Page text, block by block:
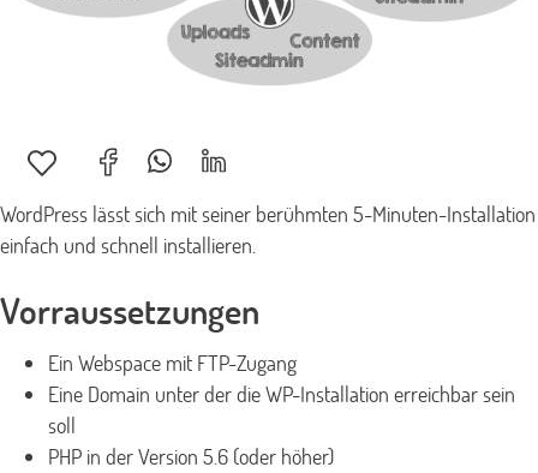
WordPress lässt sich mit seiner berühmten 5-Minuten-Installation
einfach und schnell installieren.
Vorraussetzungen
Ein Webspace mit FTP-Zugang
Eine Domain unter der die WP-Installation erreichbar sein
soll
PHP in der Version 5.6 (oder höher)